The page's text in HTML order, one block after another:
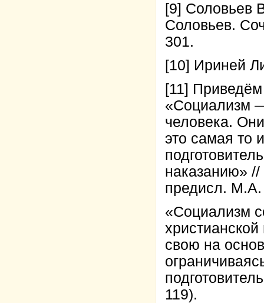
[9] Соловьев
Соловьев.
301.
[10] Ириней
[11]
«Социализм —
человека.
это самая то
наказанию» //
предисл.
«Социализм
свою на
119).